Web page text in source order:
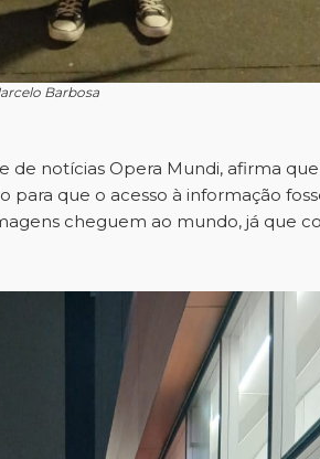
Barbosa
notícias Opera Mundi, afirma
para que o acesso à informação
cheguem ao mundo, já que